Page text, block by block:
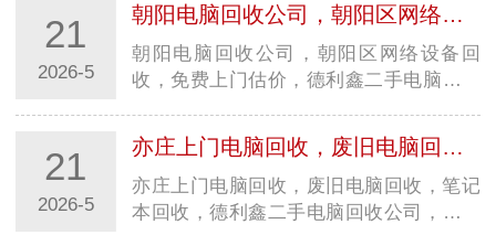
21
2026-5
朝阳电脑回收公司，朝阳区网络设备回收，免费上门估价
朝阳电脑回收公司，朝阳区网络设备回
收，免费上门估价，德利鑫二手电脑回收
富，长期回收…
21
2026-5
亦庄上门电脑回收，废旧电脑回收，笔记本回收
亦庄上门电脑回收，废旧电脑回收，笔记
本回收，德利鑫二手电脑回收公司，从事